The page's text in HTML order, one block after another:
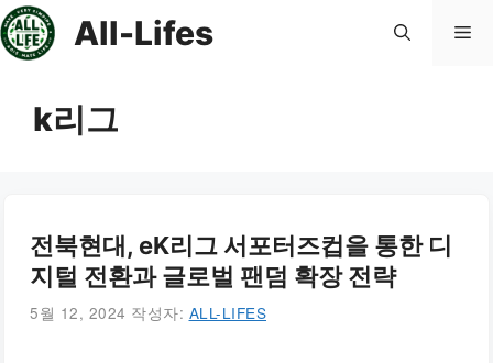
컨
텐
All-Lifes 메
k리그
전북현대, eK리그 서포터즈컵을 통한 디
지털 전환과 글로벌 팬덤 확장 전략
5월 12, 2024 작성자: ALL-LIFES